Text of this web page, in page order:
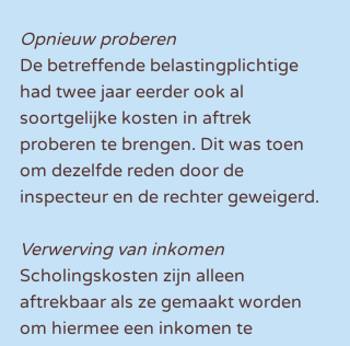
Opnieuw proberen
De betreffende belastingplichtige
had twee jaar eerder ook al
soortgelijke kosten in aftrek
proberen te brengen. Dit was toen
om dezelfde reden door de
inspecteur en de rechter geweigerd.
Verwerving van inkomen
Scholingskosten zijn alleen
aftrekbaar als ze gemaakt worden
om hiermee een inkomen te